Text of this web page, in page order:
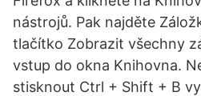
nástrojů. Pak najděte
tlačítko Zobrazit všechny
vstup do okna Knihovna.
stisknout Ctrl + Shift + B